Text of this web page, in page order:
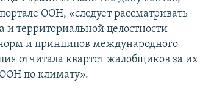
ООН, «следует рассматривать
территориальной целостности
и принципов международного
отчитала квартет жалобщиков за их
по климату».